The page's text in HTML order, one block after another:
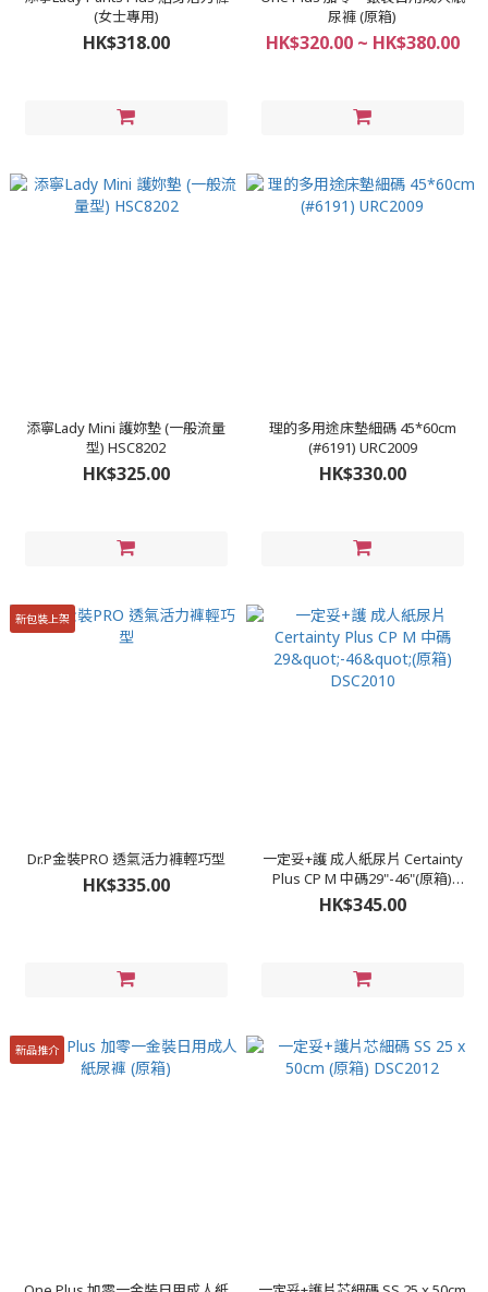
(女士專用)
HK$318.00
尿褲 (原箱)
HK$320.00 ~ HK$380.00
添寧Lady Mini 護妳墊 (一般流量
型) HSC8202
HK$325.00
理的多用途床墊細碼 45*60cm
(#6191) URC2009
HK$330.00
新包裝上架
Dr.P金裝PRO 透氣活力褲輕巧型
HK$335.00
一定妥+護 成人紙尿片 Certainty
Plus CP M 中碼29"-46"(原箱)
DSC2010
HK$345.00
新品推介